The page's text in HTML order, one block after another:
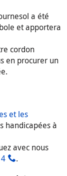
a été
et apportera
cordon
en procurer un
et les
handicapées à
avec nous
.